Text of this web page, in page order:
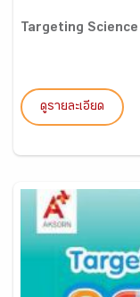
Targeting
ดูรายละเอียด